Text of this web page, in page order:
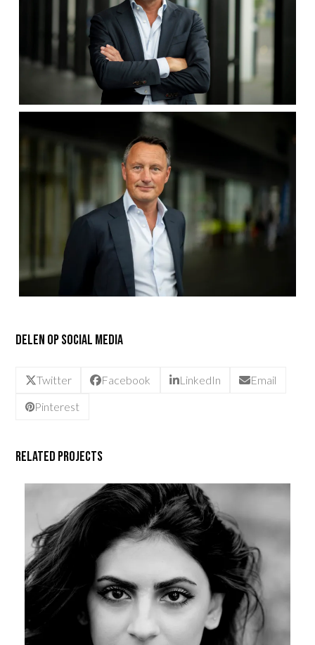
Delen op social media
Twitter Facebook LinkedIn Email
Pinterest
Related Projects